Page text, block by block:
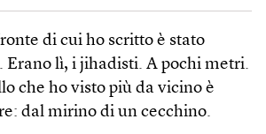
di cui ho scritto è stato
Erano lì, i jihadisti. A pochi metri.
che ho visto più da vicino è
dal mirino di un cecchino.